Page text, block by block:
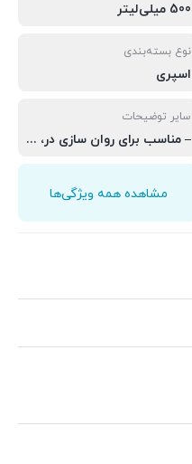
500 میلی‌لیتر
نوع بسته‌بندی
اسپری
سایر توضیحات
– مناسب برای روان سازی در، لولا، سطوح متحرک، تسمه، زنجیر و غیره
مشاهده همه ویژگی‌ها